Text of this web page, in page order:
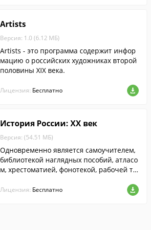
Artists
Версия: 1.0 (6.12 МБ)
Artists - это программа содержит инфор
мацию о российских художниках второй
половины XIX века.
Лицензия: Бесплатно
История России: XX век
Версия: (54.51 МБ)
Одновременно является самоучителем,
библиотекой наглядных пособий, атласо
м, хрестоматией, фонотекой, рабочей те
нструментом для проектной деятельнос
Лицензия: Бесплатно